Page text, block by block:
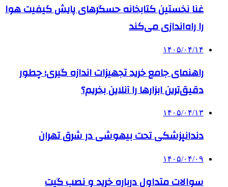
غنا نخستین کتابخانه حسگرهای پایش کیفیت هوا
را راه‌اندازی می‌کند
۱۴۰۵/۰۴/۱۴
راهنمای جامع خرید تجهیزات اندازه گیری؛ چطور
دقیق‌ترین ابزارها را آنلاین بخریم؟
۱۴۰۵/۰۴/۱۳
دندانپزشکی تحت بیهوشی در شرق تهران
۱۴۰۵/۰۴/۰۹
سوالات متداول درباره خرید و نصب گیت